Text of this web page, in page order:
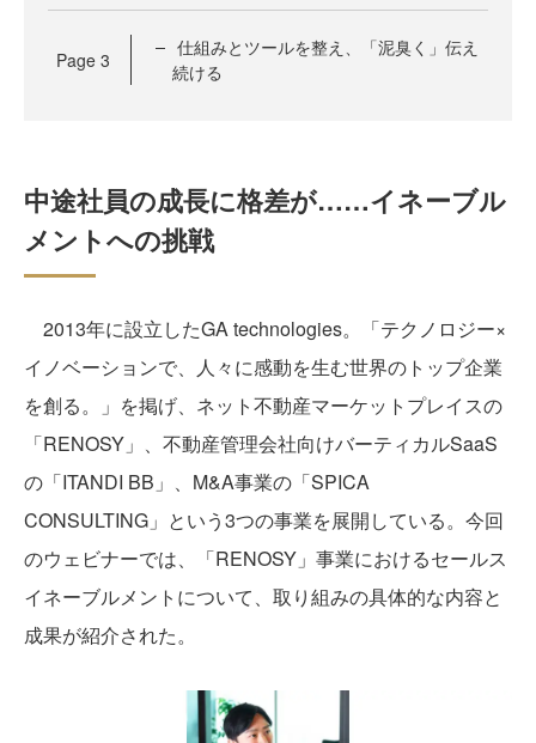
Page 3
仕組みとツールを整え、「泥臭く」伝え
続ける
中途社員の成長に格差が……イネーブル
メントへの挑戦
2013年に設立したGA technologies。「テクノロジー×
イノベーションで、人々に感動を生む世界のトップ企業
を創る。」を掲げ、ネット不動産マーケットプレイスの
「RENOSY」、不動産管理会社向けバーティカルSaaS
の「ITANDI BB」、M&A事業の「SPICA
CONSULTING」という3つの事業を展開している。今回
のウェビナーでは、「RENOSY」事業におけるセールス
イネーブルメントについて、取り組みの具体的な内容と
成果が紹介された。